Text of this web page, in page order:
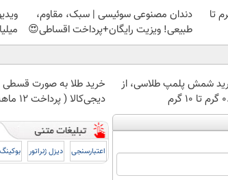
طلاسی، از ۰.۵ گرم تا
دندان مصنوعی سوئیسی | سبک، مقاوم،
طبیعی! ویزیت رایگان+پرداخت اقساطی😍
شمش پلمپ طلاسی، از
گرم
خرید طلا به صورت قسطی
دیجی‌کالا ( پرداخت 12 ماهه )
اعتبارسنجی دیزل ژنراتور بوکینگ